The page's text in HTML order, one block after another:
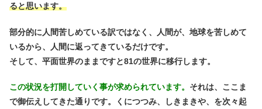
ると思います。
部分的に人間苦しめている訳ではなく、人間が、地球を苦しめて
いるから、人間に返ってきているだけです。
そして、平面世界のままですと81の世界に移行します。
この状況を打開していく事が求められています。 それは、ここま
で御伝えしてきた通りです。くにつつみ、しきまきや、を次々起